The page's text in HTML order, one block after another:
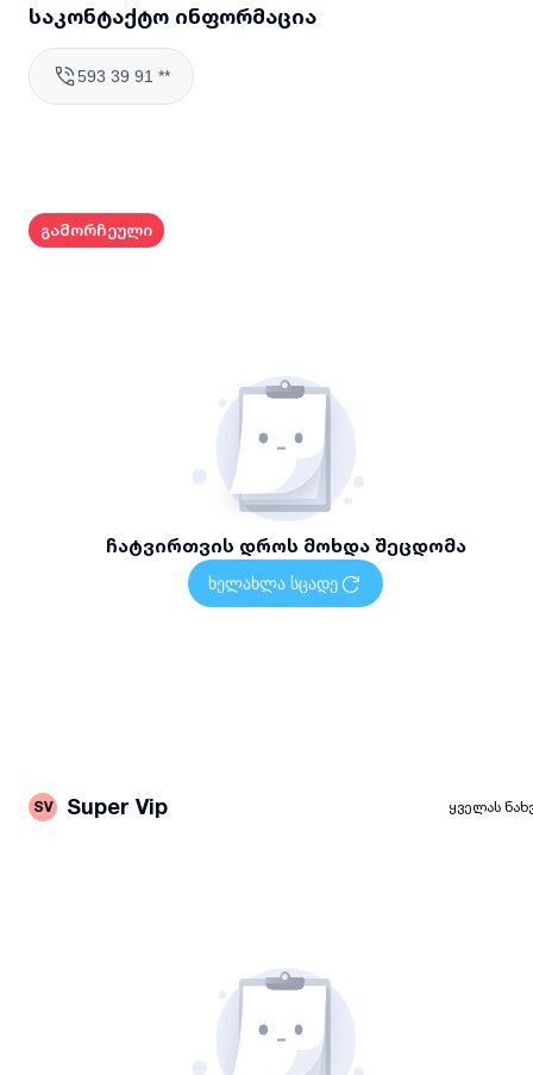
საკონტაქტო ინფორმაცია
593 39 91 **
გამორჩეული
ჩატვირთვის დროს მოხდა შეცდომა
ხელახლა სცადე
SV Super Vip ყველას